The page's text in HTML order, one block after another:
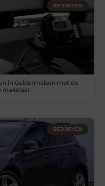
BEDRIJVEN
in Geldermalsen met de
makelaar
BEDRIJVEN